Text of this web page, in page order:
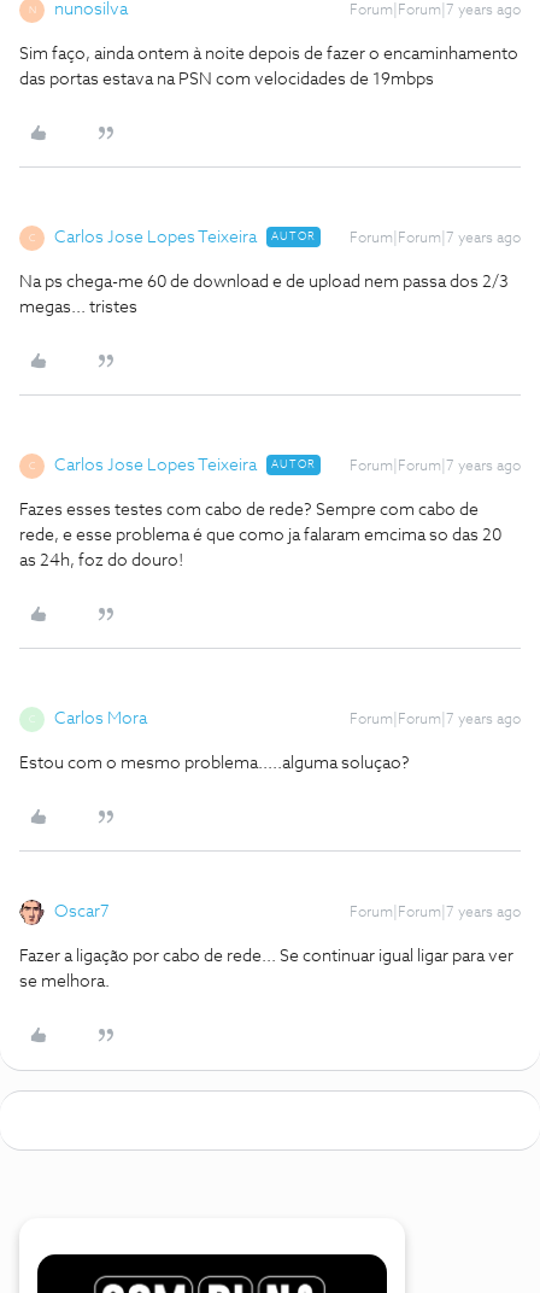
N nunosilva Forum|Forum|7 years ago
Sim faço, ainda ontem à noite depois de fazer o encaminhamento
das portas estava na PSN com velocidades de 19mbps
C Carlos Jose Lopes Teixeira AUTOR Forum|Forum|7 years ago
Na ps chega-me 60 de download e de upload nem passa dos 2/3
megas... tristes
C Carlos Jose Lopes Teixeira AUTOR Forum|Forum|7 years ago
Fazes esses testes com cabo de rede? Sempre com cabo de
rede, e esse problema é que como ja falaram emcima so das 20
as 24h, foz do douro!
Carlos Mora Forum|Forum|7 years ago
Estou com o mesmo problema.....alguma soluçao?
Oscar7 Forum|Forum|7 years ago
Fazer a ligação por cabo de rede... Se continuar igual ligar para ver
se melhora.